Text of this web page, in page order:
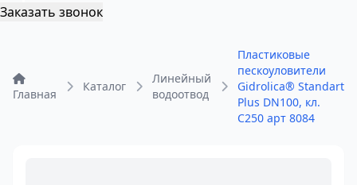
Заказать звонок
Главная
Каталог
Линейный
водоотвод
Пластиковые
пескоуловители
Gidrolica® Standart
Plus DN100, кл.
C250 арт 8084